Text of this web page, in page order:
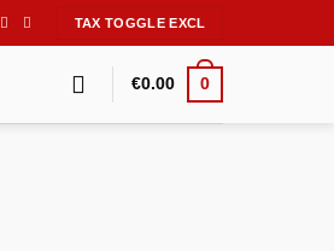
€0.00 0